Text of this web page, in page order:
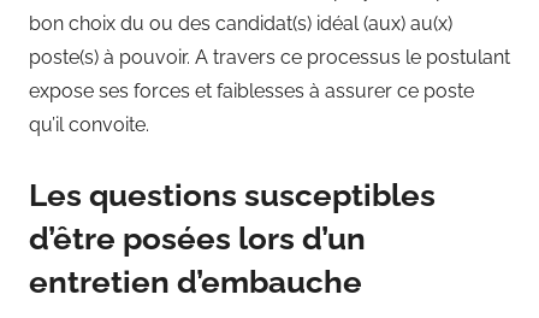
bon choix du ou des candidat(s) idéal (aux) au(x)
poste(s) à pouvoir. A travers ce processus le postulant
expose ses forces et faiblesses à assurer ce poste
qu’il convoite.
Les questions susceptibles
d’être posées lors d’un
entretien d’embauche